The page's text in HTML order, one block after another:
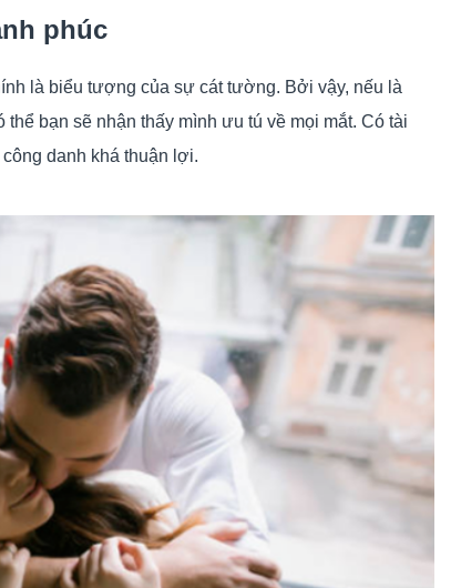
phúc
là biểu tượng của sự cát tường. Bởi vậy, nếu là
bạn sẽ nhận thấy mình ưu tú về mọi mắt. Có tài
danh khá thuận lợi.